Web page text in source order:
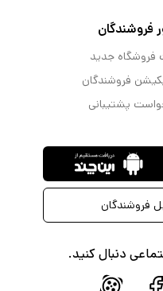
فروشندگان
فروشگاه جدید
فروشندگان
پشتیبانی
فروشندگان
دنبال کنید.